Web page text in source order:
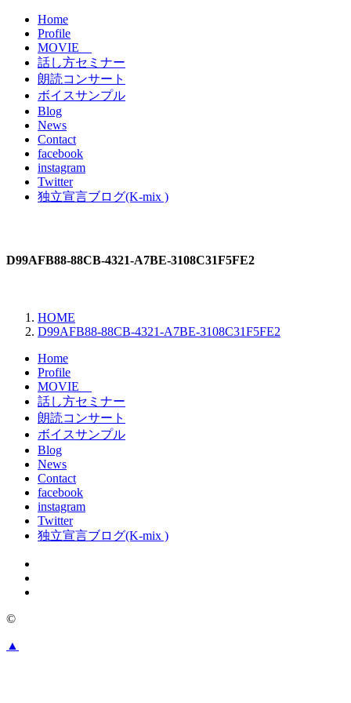
Home
Profile
MOVIE
話し方セミナー
朗読コンサート
ボイスサンプル
Blog
News
Contact
facebook
instagram
Twitter
独立宣言ブログ(K-mix )
D99AFB88-88CB-4321-A7BE-3108C31F5FE2
HOME
D99AFB88-88CB-4321-A7BE-3108C31F5FE2
Home
Profile
MOVIE
話し方セミナー
朗読コンサート
ボイスサンプル
Blog
News
Contact
facebook
instagram
Twitter
独立宣言ブログ(K-mix )
©
▲